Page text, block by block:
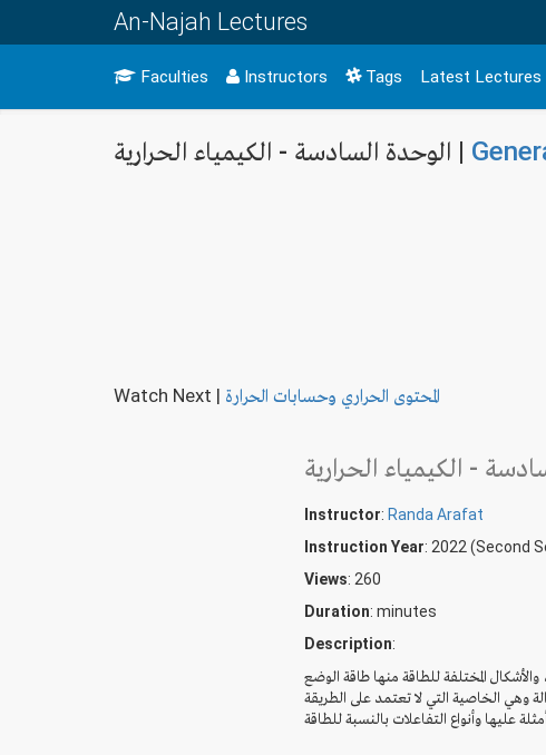
An-Najah Lectures
Faculties Instructors Tags Latest Lectures
الوحدة السادسة - الكيمياء الحرارية |
Watch Next | المحتوى الحراري وحسابات الحرارة
- الكيمياء الحرارية
Instructor: Randa Arafat
Instruction Year: 2022 (Second
Views: 260
Duration: minutes
Description:
المختلفة للطاقة منها طاقة الوضع
وهي الخاصية التي لا تعتمد على الطريقة
عليها وأنواع التفاعلات بالنسبة للطاقة